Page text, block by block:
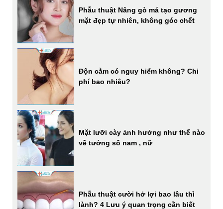
Phẫu thuật Nâng gò má tạo gương
mặt đẹp tự nhiên, không góc chết
Độn cằm có nguy hiểm không? Chi
phí bao nhiêu?
Mặt lưỡi cày ảnh hưởng như thế nào
về tướng số nam , nữ
Phẫu thuật cười hở lợi bao lâu thì
lành? 4 Lưu ý quan trọng cần biết